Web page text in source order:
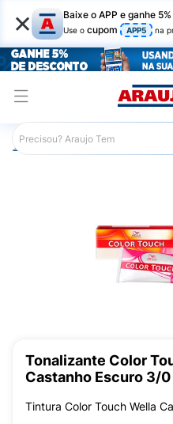
× Baixe o APP e ganhe 5%
Use o cupom APP5 na
Araujo Cabelo
Tonalizante Color
Castanho Escuro 3/
Tintura Color Touch Wella